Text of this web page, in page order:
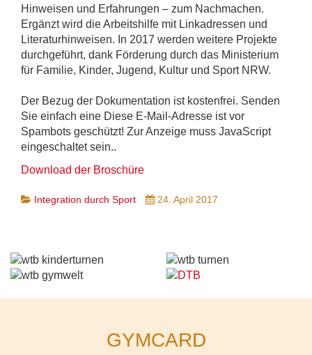
Hinweisen und Erfahrungen – zum Nachmachen.
Ergänzt wird die Arbeitshilfe mit Linkadressen und
Literaturhinweisen. In 2017 werden weitere Projekte
durchgeführt, dank Förderung durch das Ministerium
für Familie, Kinder, Jugend, Kultur und Sport NRW.
Der Bezug der Dokumentation ist kostenfrei. Senden
Sie einfach eine Diese E-Mail-Adresse ist vor
Spambots geschützt! Zur Anzeige muss JavaScript
eingeschaltet sein..
Download der Broschüre
Integration durch Sport 24. April 2017
GYMCARD